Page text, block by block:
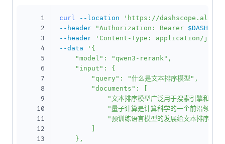
1
2
3
4
5
6
7
8
9
10
11
12
13
curl --location
'https://
--header
"Authorization: Bearer
--header
'Content-Type: application/json'
--data
'{
    "model": "qwen3-rerank",
    "input": {
        "query": "什么是文本排序模型",
        "documents": [
"文本排序模型广泛用于搜索引擎和推荐
            "量子计算是计算科学的一个前沿领域",
"预训练语言模型的发展给文本排序模型
    },